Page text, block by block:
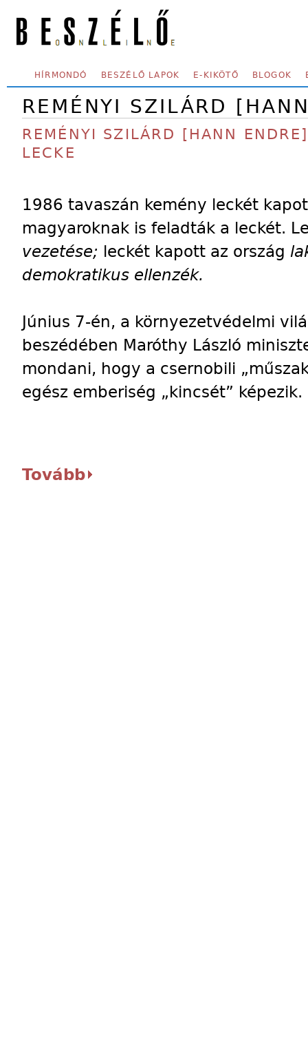
SECONDARY MENU
HÍRMONDÓ BESZÉLŐ LAPOK E-KIKÖTŐ BLOGOK
REMÉNYI SZILÁRD
REMÉNYI SZILÁRD [HANN
LECKE
1986 tavaszán kemény leckét
magyaroknak is feladták a leckét.
vezetése; leckét kapott az ország
demokratikus ellenzék.
Június 7-én, a környezetvédelmi
beszédében Maróthy László
mondani, hogy a csernobili
egész emberiség „kincsét” képezik.
Tovább